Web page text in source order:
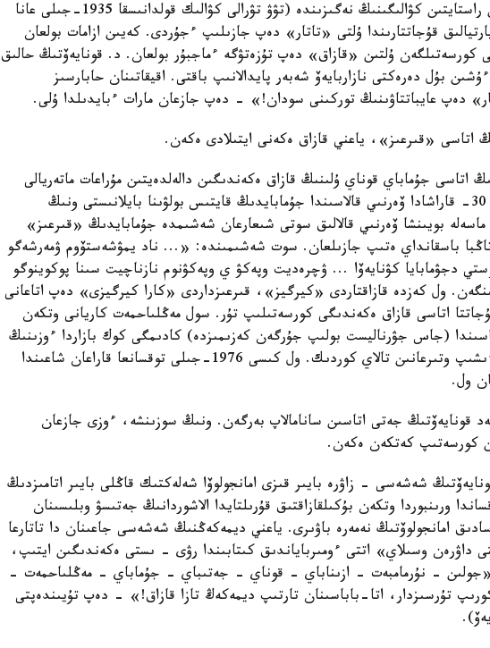
تاتار مەكتەبىن بىتىرگەندىگىن راستايتىن كۋالىگىنىڭ نەگىزىندە (تۋۋ تۋرالى كۋالىك قولدانىسقا 1935-جىلى عانا
قۇجاتتارىندا ۇلتى «تاتار» دەپ جازىلىپ ءجۇردى. كەيىن ازامات بولعان
كورسەتىلگەن ۇلتىن «قازاق» دەپ تۇزەتۋگە ءماجبۇر بولعان. د. قونايەۆتىڭ حالىق
بۇل دەرەكتى نازاربايەۆ شەبەر پايدالانىپ باقتى. اقيقاتىنان حابارسىز
دەپ عايباتتاۋىنىڭ توركىنى سودان!» - دەپ جازعان مارات ءبايدىلدا ۇلى.
اتاسى «قىرعىز»، ياعني قازاق ەكەنى ايتىلادى ەكەن.
اتاسى جۇماباي قوناي ۇلىنىڭ قازاق ەكەندىگىن دالەلدەيتىن مۇراعات ماتەريالى
ساقتالعان. وندا 1912-جىلى 30- قاراشادا ۆەرنىي قالاسىندا جۇمابايدىڭ قايتىس بولۋىنا بايلانىستى ونىڭ
ماسەلە بويىنشا ۆەرنىي قالالىق سوتى شىعارعان شەشىمدە جۇمابايدىڭ «قىرعىز»
تاڭبا باسقانداي ەتىپ جازىلعان. سوت شەشىمىندە: «... ناد يمۋشەستۆوم ۋمەرشەگو
دجۋمابايا كۋنايەۆا ... ۋچرەديت وپەكۋ ي وپەكۋنوم نازناچيت سىنا پوكوينوگو
ول كەزدە قازاقتاردى «كيرگيز»، قىرعىزداردى «كارا كيرگيزى» دەپ اتاعانى
اتاسى قازاق ەكەندىگى كورسەتىلىپ تۇر. سول مەڭلىاحمەت كاريانى وتكەن
باسىندا (جاس جۋرناليست بولىپ جۇرگەن كەزىمىزدە) كادىمگى كوك بازاردا ءوزىنىڭ
قاتارلاستارىمەن بىرگە قىمىز ءىشىپ وتىرعانىن تالاي كوردىك. ول كىسى 1976-جىلى توقسانعا قاراعان شاعىندا
ول.
قونايەۆتىڭ جەتى اتاسىن سانامالاپ بەرگەن. ونىڭ سوزىنشە، ءوزى جازعان
كورسەتىپ كەتكەن ەكەن.
شەشەسى - زاۋرە بايىر قىزى امانجولوۆا شەلەكتىك قاڭلى بايىر اتامىزدىڭ
جەلتوقساندا ورىنبوردا وتكەن بۇكىلقازاقتىق قۇرىلتايدا الاشوردانىڭ جەتىسۋ وبلىسىنان
امانجولوۆتىڭ نەمەرە باۋىرى. ياعني ديمەكەڭنىڭ شەشەسى جاعىنان دا تاتارعا
وسىلاي» اتتى ءومىرباياندىق كىتابىندا رۋى - ىستى ەكەندىگىن ايتىپ،
«جولىن - نۇرمامبەت - ازىناباي - قوناي - جەتىباي - جۇماباي - مەڭلىاحمەت –
تۇرسىزدار، اتا-باباسىنان تارتىپ ديمەكەڭ تازا قازاق!» - دەپ تۇيىندەپتى